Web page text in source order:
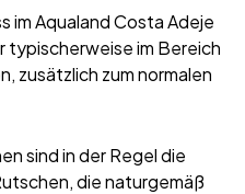
im Aqualand Costa Adeje
typischerweise im Bereich
zusätzlich zum normalen
sind in der Regel die
die naturgemäß